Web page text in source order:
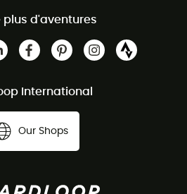
plus d'aventures
International
Our Shops